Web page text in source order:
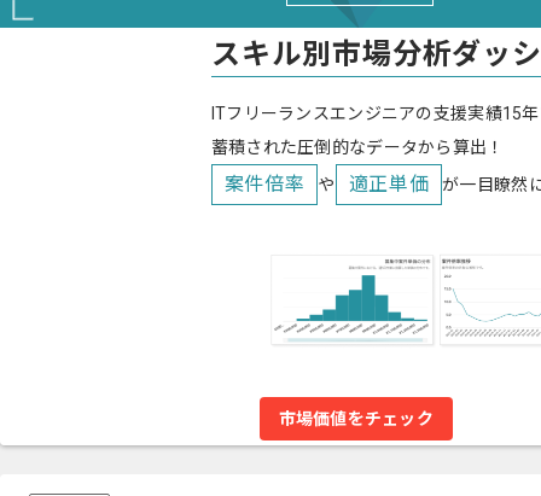
スキル別市場分析ダッ
ITフリーランスエンジニアの支援実績15
蓄積された圧倒的なデータから算出！
案件倍率 や 適正単価 が一目瞭然
市場価値をチェック